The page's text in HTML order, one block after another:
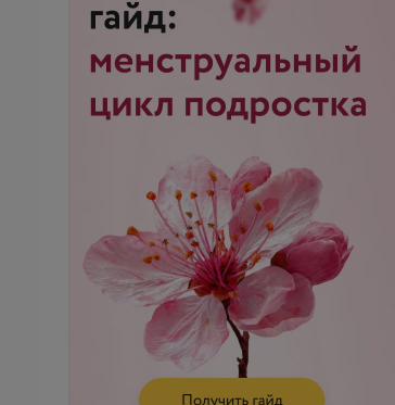
Антитела класса IgG к
Chlamidia pneumoniae
15,30 руб.